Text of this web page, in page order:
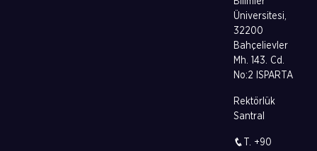
Üniversitesi,
32200
Bahçelievler
Mh. 143. Cd.
No:2 ISPARTA
Rektörlük
Santral
T. +90